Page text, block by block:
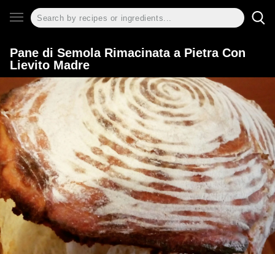
Pane di Semola Rimacinata a Pietra Con
Lievito Madre